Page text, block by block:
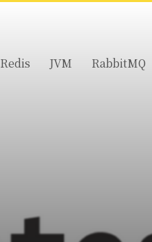
Redis JVM
RabbitMQ